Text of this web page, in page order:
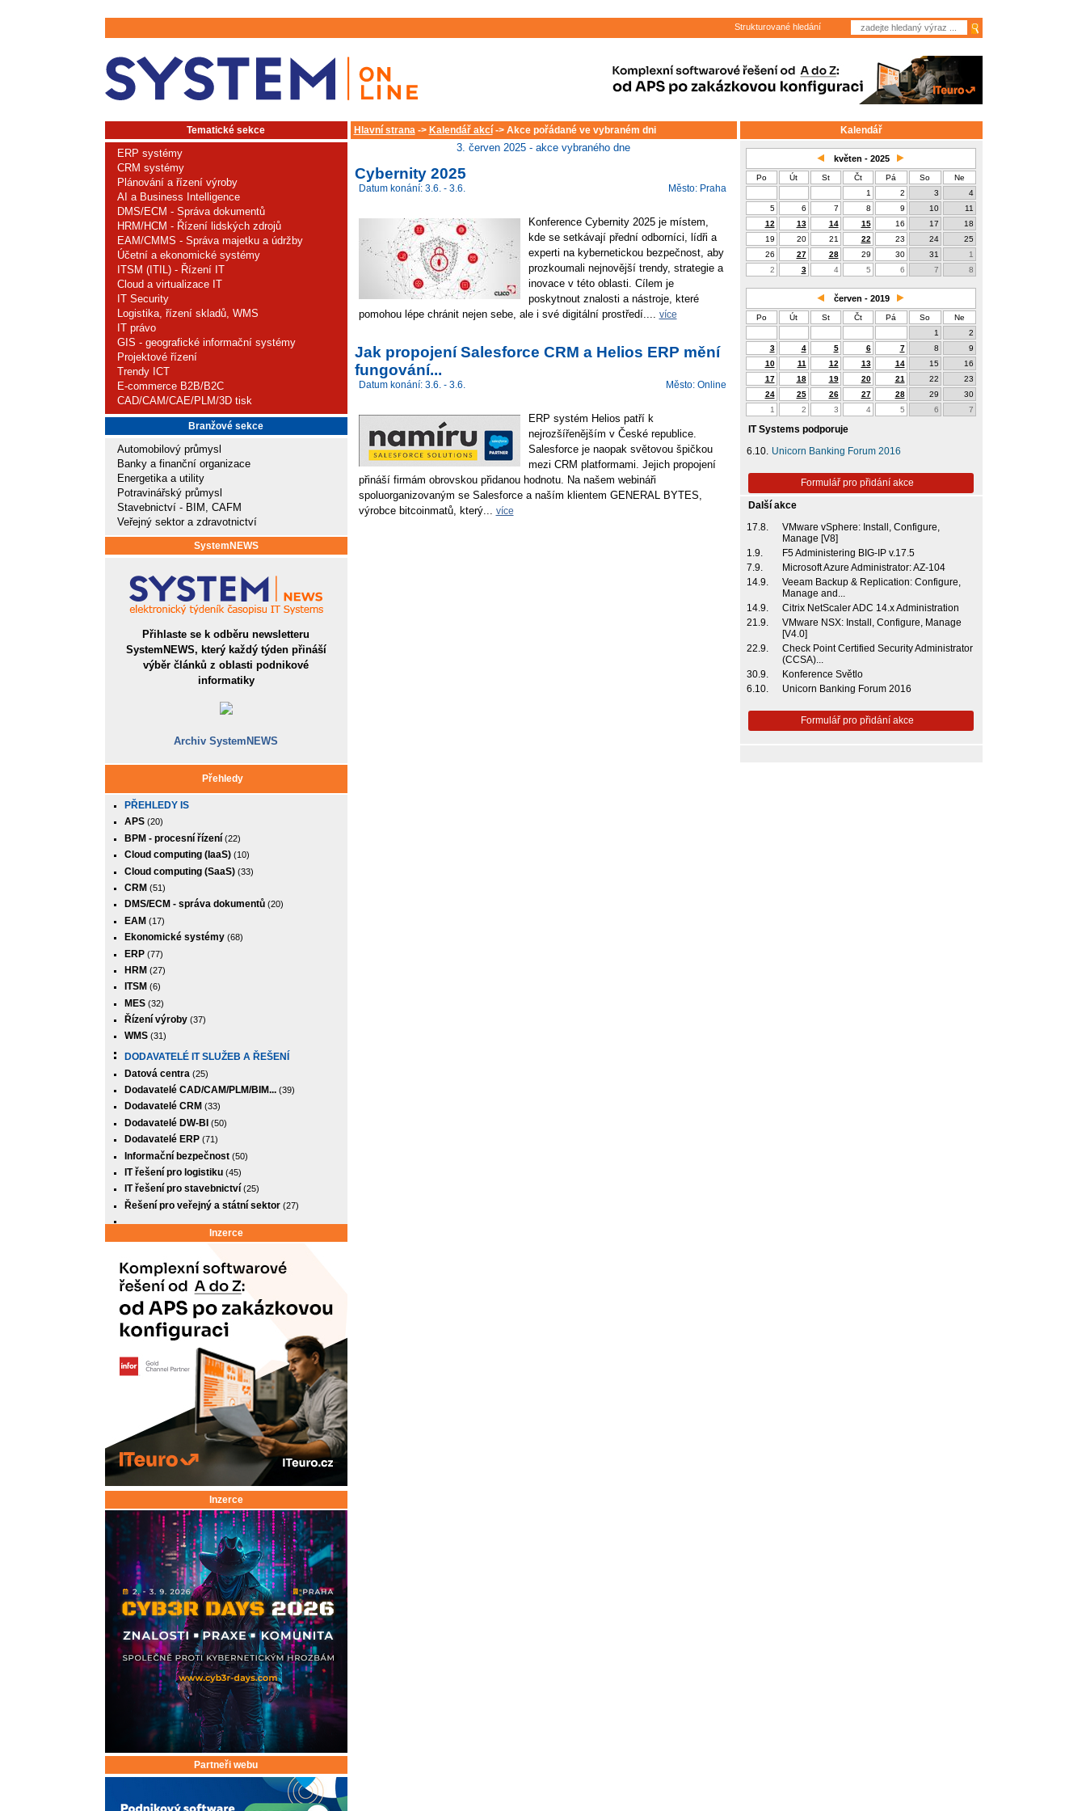
Strukturované hledání
Tematické sekce
ERP systémy
CRM systémy
Plánování a řízení výroby
AI a Business Intelligence
DMS/ECM - Správa dokumentů
HRM/HCM - Řízení lidských zdrojů
EAM/CMMS - Správa majetku a údržby
Účetní a ekonomické systémy
ITSM (ITIL) - Řízení IT
Cloud a virtualizace IT
IT Security
Logistika, řízení skladů, WMS
IT právo
GIS - geografické informační systémy
Projektové řízení
Trendy ICT
E-commerce B2B/B2C
CAD/CAM/CAE/PLM/3D tisk
Branžové sekce
Automobilový průmysl
Banky a finanční organizace
Energetika a utility
Potravinářský průmysl
Stavebnictví - BIM, CAFM
Veřejný sektor a zdravotnictví
SystemNEWS
Přihlaste se k odběru newsletteru
SystemNEWS, který každý týden přináší
výběr článků z oblasti podnikové
informatiky
Archiv SystemNEWS
Přehledy
PŘEHLEDY IS
APS(20)
BPM - procesní řízení(22)
Cloud computing (IaaS)(10)
Cloud computing (SaaS)(33)
CRM (51)
DMS/ECM - správa dokumentů(20)
EAM (17)
Ekonomické systémy(68)
ERP(77)
HRM (27)
ITSM (6)
MES(32)
Řízení výroby(37)
WMS(31)
DODAVATELÉ IT SLUŽEB A ŘEŠENÍ
Datová centra (25)
Dodavatelé CAD/CAM/PLM/BIM...(39)
Dodavatelé CRM (33)
Dodavatelé DW-BI (50)
Dodavatelé ERP(71)
Informační bezpečnost(50)
IT řešení pro logistiku(45)
IT řešení pro stavebnictví(25)
Řešení pro veřejný a státní sektor(27)
Inzerce
Inzerce
Partneři webu
Hlavní strana-> Kalendář akcí-> Akce pořádané ve vybraném dni
3. červen 2025 - akce vybraného dne
Cybernity 2025
Datum konání: 3.6. - 3.6. Město: Praha
Konference Cybernity 2025 je místem,
kde se setkávají přední odborníci, lídři a
experti na kybernetickou bezpečnost, aby
prozkoumali nejnovější trendy, strategie a
inovace v této oblasti. Cílem je
poskytnout znalosti a nástroje, které
pomohou lépe chránit nejen sebe, ale i své digitální prostředí.... více
Jak propojení Salesforce CRM a Helios ERP mění
fungování...
Datum konání: 3.6. - 3.6. Město: Online
ERP systém Helios patří k
nejrozšířenějším v České republice.
Salesforce je naopak světovou špičkou
mezi CRM platformami. Jejich propojení
přináší firmám obrovskou přidanou hodnotu. Na našem webináři
spoluorganizovaným se Salesforce a naším klientem GENERAL BYTES,
výrobce bitcoinmatů, který... více
Kalendář
květen - 2025
Po Út St Čt Pá So
Ne
1
2 3
4
5
6 7 8 9 10
11
12
13 14 15 16 17
18
19
20 21 22 23 24
25
26
27 28 29 30 31
1
2
3 4 5 6 7 8
červen - 2019
Po Út St Čt Pá So
Ne
1
2
3
4 5 6 7 8
9
10
11 12 13 14 15
16
17
18 19 20 21 22
23
24
25 26 27 28 29
30
1
2 3 4 5 6 7
IT Systems podporuje
6.10. Unicorn Banking Forum 2016
Formulář pro přidání akce
Další akce
17.8.
VMware vSphere: Install, Configure,
Manage [V8]
1.9.
F5 Administering BIG-IP v.17.5
7.9.
Microsoft Azure Administrator: AZ-104
14.9.
Veeam Backup & Replication: Configure,
Manage and...
14.9.
Citrix NetScaler ADC 14.x Administration
21.9.
VMware NSX: Install, Configure, Manage
[V4.0]
22.9.
Check Point Certified Security Administrator
(CCSA)...
30.9.
Konference Světlo
6.10.
Unicorn Banking Forum 2016
Formulář pro přidání akce